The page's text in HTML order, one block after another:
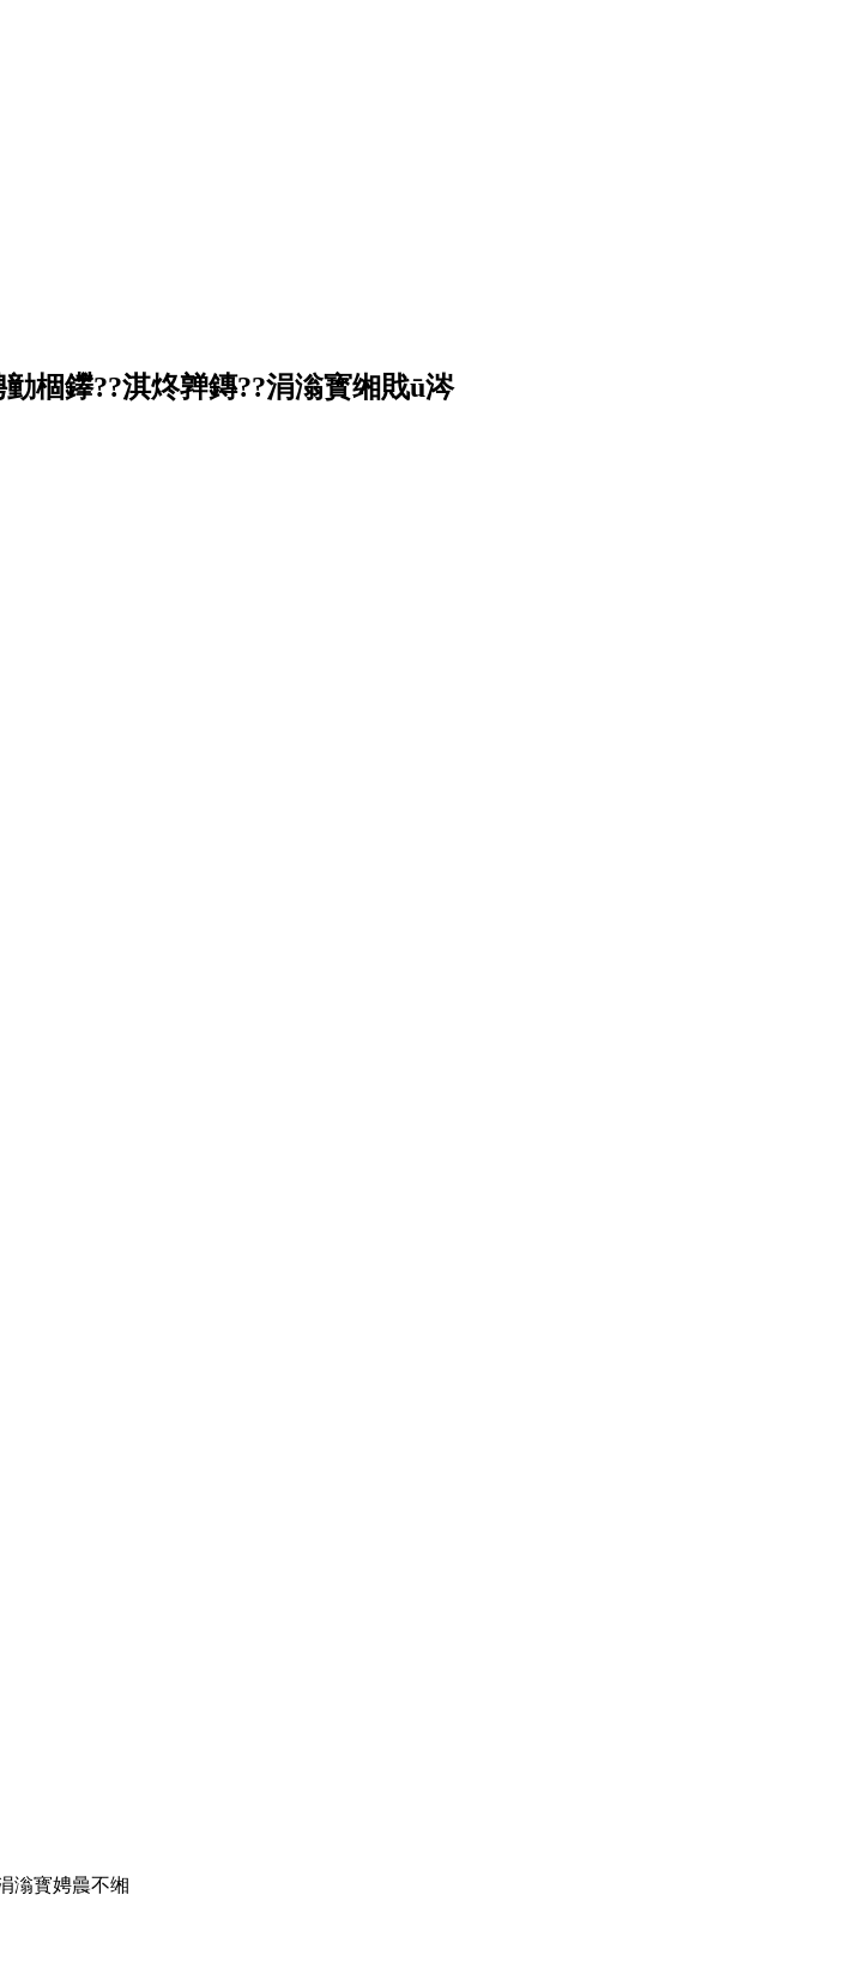
棝鑻??淇炵亸鏄??涓滃寳缃戝ū涔
滃寳娉曟不缃